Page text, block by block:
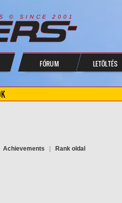
© S I N C E 2 0 0 1
FÓRUM LETÖLTÉS
Achievements Rank oldal